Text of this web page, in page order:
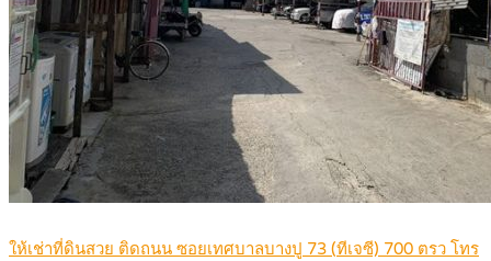
ให้เช่าที่ดินสวย ติดถนน ซอยเทศบาลบางปู 73 (ทีเจซี) 700 ตรว โทร